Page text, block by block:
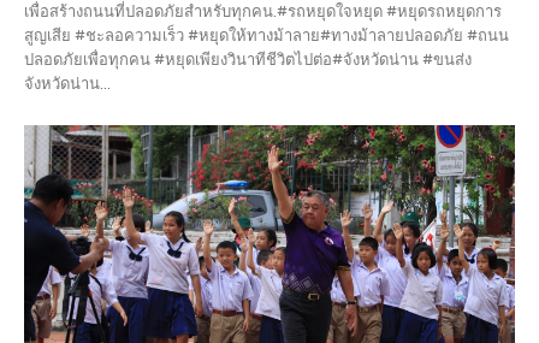
เพื่อสร้างถนนที่ปลอดภัยสำหรับทุกคน.#รถหยุดใจหยุด #หยุดรถหยุดการ
สูญเสีย #ชะลอความเร็ว #หยุดให้ทางม้าลาย#ทางม้าลายปลอดภัย #ถนน
ปลอดภัยเพื่อทุกคน #หยุดเพียงวินาทีชีวิตไปต่อ#จังหวัดน่าน #ขนส่ง
จังหวัดน่าน...